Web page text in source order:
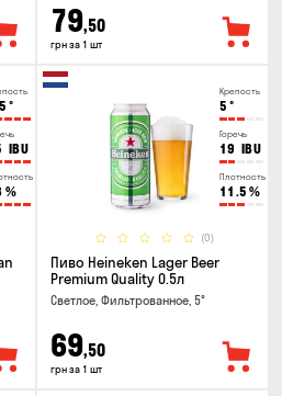
79,50
грн за 1 шт
°
IBU
%
Крепость
5 °
Горечь
19 IBU
Плотность
11.5 %
(0)
Пиво Heineken Lager Beer
Premium Quality 0.5л
Светлое, Фильтрованное, 5°
69,50
грн за 1 шт